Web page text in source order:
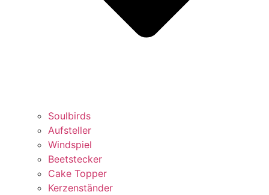
Soulbirds
Aufsteller
Windspiel
Beetstecker
Cake Topper
Kerzenständer